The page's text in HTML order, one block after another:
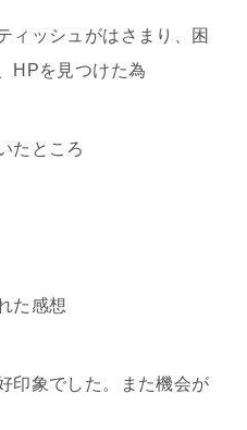
ィッシュがはさまり、困
HPを見つけた為
たところ
た感想
印象でした。また機会が